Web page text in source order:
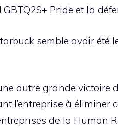
Pride et la
semble avoir été
autre grande victoire
l’entreprise à éliminer
de la Human